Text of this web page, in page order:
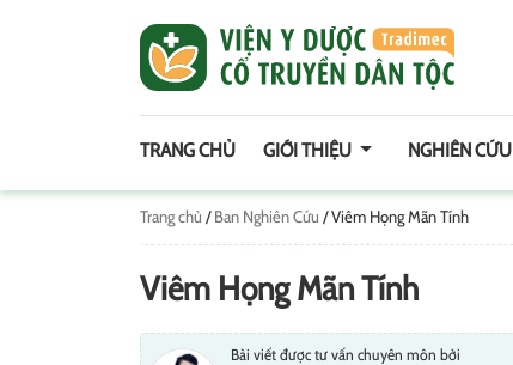
TRANG CHỦ GIỚI THIỆU NGHIÊN CỨU
Trang chủ /Ban Nghiên Cứu /Viêm Họng Mãn Tính
Viêm Họng Mãn Tính
Bài viết được tư vấn chuyên môn bởi